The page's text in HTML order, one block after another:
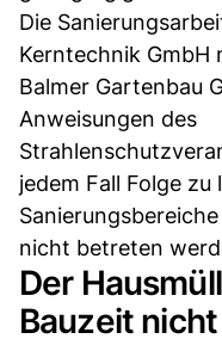
Die
Kerntechnik
Balmer Gartenbau
Anweisungen des
jedem Fall Folge zu
nicht betreten
Der
Bauzeit